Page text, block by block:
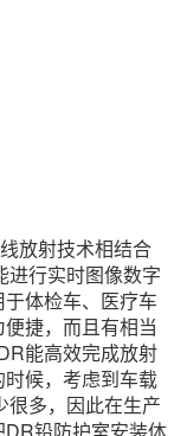
放射技术相结合
进行实时图像数字
于体检车、医疗车
捷，而且有相当
能高效完成放射
候，考虑到车载
很多，因此在生产